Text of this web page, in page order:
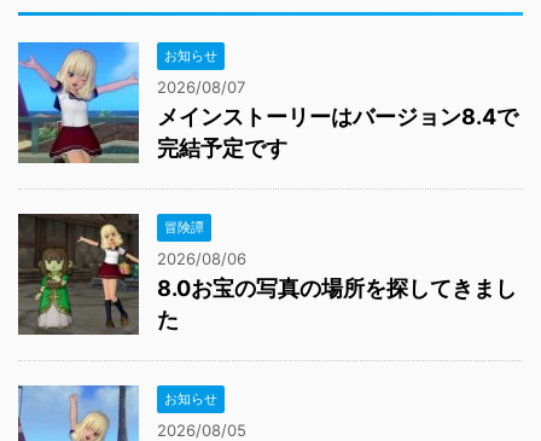
お知らせ
2026/08/07
メインストーリーはバージョン8.4で
完結予定です
冒険譚
2026/08/06
8.0お宝の写真の場所を探してきまし
た
お知らせ
2026/08/05